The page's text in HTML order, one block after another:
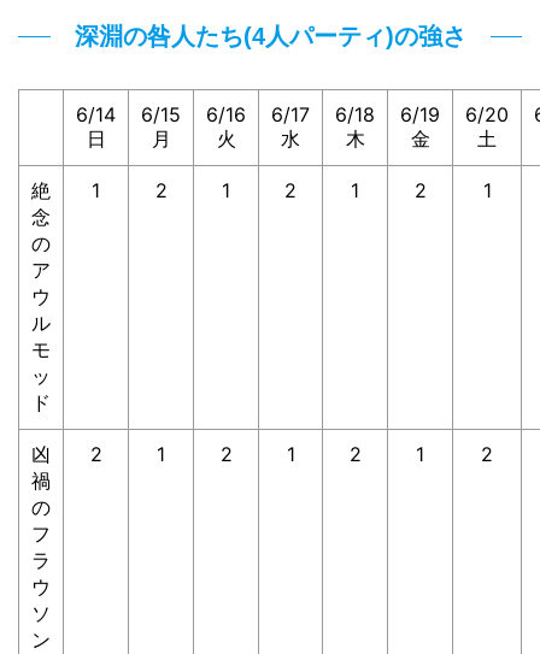
深淵の咎人たち(4人パーティ)の強さ
6/14
日
6/15
月
6/16
火
6/17
水
6/18
木
6/19
金
6/20
土
絶
念
の
ア
ウ
ル
モ
ッ
ド
1 2 1 2 1 2 1
凶
禍
の
フ
ラ
ウ
ソ
ン
2 1 2 1 2 1 2